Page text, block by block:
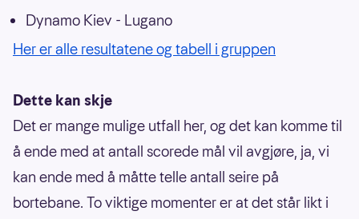
Dynamo Kiev - Lugano
Her er alle resultatene og tabell i gruppen
Dette kan skje
Det er mange mulige utfall her, og det kan komme til
å ende med at antall scorede mål vil avgjøre, ja, vi
kan ende med å måtte telle antall seire på
bortebane. To viktige momenter er at det står likt i